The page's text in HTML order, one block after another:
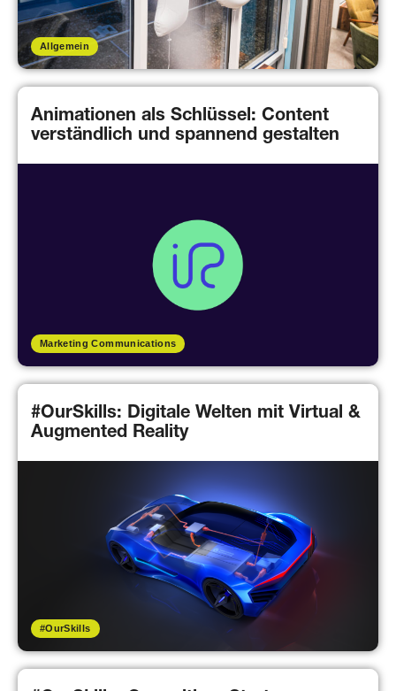
Allgemein
Marketing Communications
Animationen als Schlüssel: Content
verständlich und spannend gestalten
#OurSkills
#OurSkills: Digitale Welten mit Virtual &
Augmented Reality